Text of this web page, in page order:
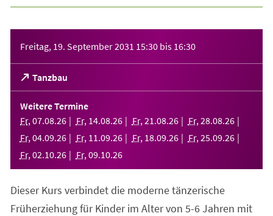
Freitag, 19. September 2031 15:30 bis 16:30
Tanzbau
(Öffnet
in
einem
neuen
Tab)
Weitere Termine
Fr, 07.08.26 Fr, 14.08.26 Fr, 21 .08.26 Fr, 28.08.26
Fr, 04.09.26 Fr, 11 .09.26 Fr, 18.09.26 Fr, 25.09.26
Fr, 02.10.26 Fr, 09.10.26
Dieser Kurs verbindet die moderne tänzerische
Früherziehung für Kinder im Alter von 5-6 Jahren mit